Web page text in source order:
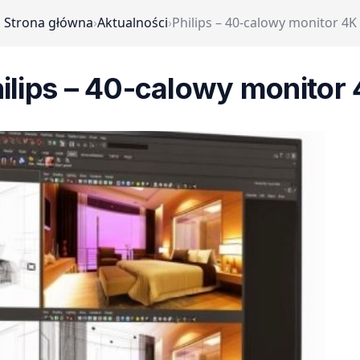
Strona główna›Aktualności›Philips – 40-calowy monitor 4K
– 40-calowy monitor